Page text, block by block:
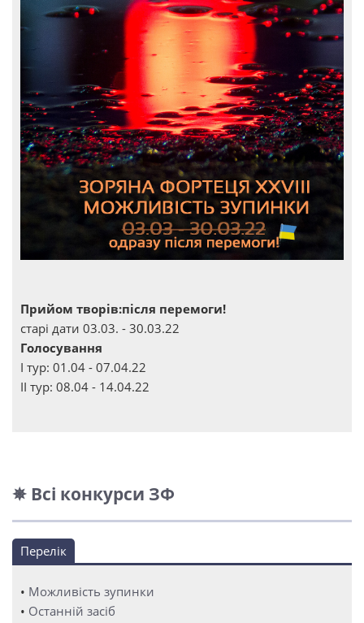
Прийом творів:після перемоги!
старі дати 03.03. - 30.03.22
Голосування
І тур: 01.04 - 07.04.22
ІІ тур: 08.04 - 14.04.22
✵ Всі конкурси ЗФ
Перелік
• Можливість зупинки
• Останній засіб